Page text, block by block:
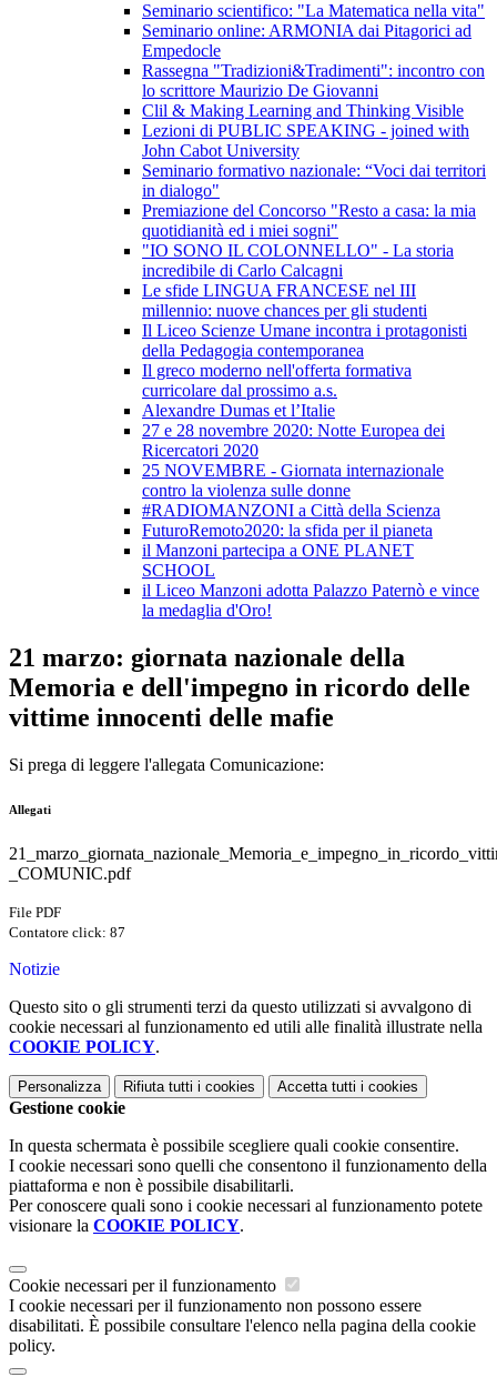
Seminario scientifico: "La Matematica nella vita"
Seminario online: ARMONIA dai Pitagorici ad
Empedocle
Rassegna "Tradizioni&Tradimenti": incontro con
lo scrittore Maurizio De Giovanni
Clil & Making Learning and Thinking Visible
Lezioni di PUBLIC SPEAKING - joined with
John Cabot University
Seminario formativo nazionale: “Voci dai territori
in dialogo"
Premiazione del Concorso "Resto a casa: la mia
quotidianità ed i miei sogni"
"IO SONO IL COLONNELLO" - La storia
incredibile di Carlo Calcagni
Le sfide LINGUA FRANCESE nel III
millennio: nuove chances per gli studenti
Il Liceo Scienze Umane incontra i protagonisti
della Pedagogia contemporanea
Il greco moderno nell'offerta formativa
curricolare dal prossimo a.s.
Alexandre Dumas et l’Italie
27 e 28 novembre 2020: Notte Europea dei
Ricercatori 2020
25 NOVEMBRE - Giornata internazionale
contro la violenza sulle donne
#RADIOMANZONI a Città della Scienza
FuturoRemoto2020: la sfida per il pianeta
il Manzoni partecipa a ONE PLANET
SCHOOL
il Liceo Manzoni adotta Palazzo Paternò e vince
la medaglia d'Oro!
21 marzo: giornata nazionale della
Memoria e dell'impegno in ricordo delle
vittime innocenti delle mafie
Si prega di leggere l'allegata Comunicazione:
Allegati
_COMUNIC.pdf
File PDF
Contatore click: 87
Notizie
Questo sito o gli strumenti terzi da questo utilizzati si avvalgono di
cookie necessari al funzionamento ed utili alle finalità illustrate nella
COOKIE POLICY.
Personalizza Rifiuta tutti i cookies Accetta tutti i cookies
Gestione cookie
In questa schermata è possibile scegliere quali cookie consentire.
I cookie necessari sono quelli che consentono il funzionamento della
piattaforma e non è possibile disabilitarli.
Per conoscere quali sono i cookie necessari al funzionamento potete
visionare la COOKIE POLICY.
Cookie necessari per il funzionamento
I cookie necessari per il funzionamento non possono essere
disabilitati. È possibile consultare l'elenco nella pagina della cookie
policy.